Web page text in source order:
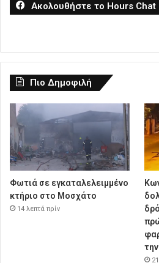
Ακολουθήστε το Hours Chat
Πιο Δημοφιλή
Φωτιά σε εγκαταλελειμμένο
κτήριο στο Μοσχάτο
14 λεπτά πρίν